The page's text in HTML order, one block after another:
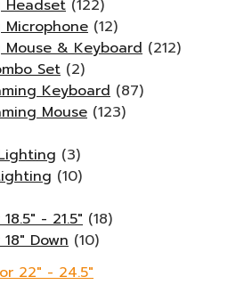
Headset (122)
Microphone (12)
Mouse & Keyboard (212)
Set (2)
Keyboard (87)
Mouse (123)
(3)
(10)
- 21.5" (18)
Down (10)
22" - 24.5"